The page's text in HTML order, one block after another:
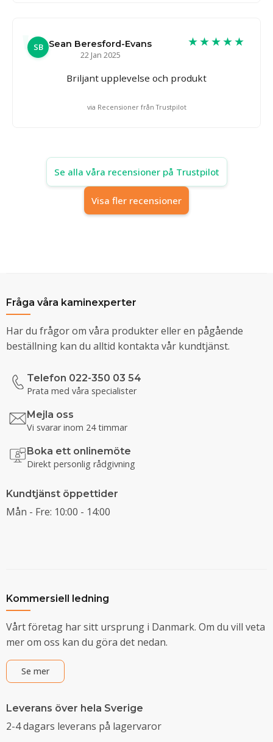
SB Sean Beresford-Evans
22 Jan 2025
★★★★★
Briljant upplevelse och produkt
via Recensioner från Trustpilot
Se alla våra recensioner på Trustpilot
Visa fler recensioner
Fråga våra kaminexperter
Har du frågor om våra produkter eller en pågående
beställning kan du alltid kontakta vår kundtjänst.
Telefon 022-350 03 54
Prata med våra specialister
Mejla oss
Vi svarar inom 24 timmar
Boka ett onlinemöte
Direkt personlig rådgivning
Kundtjänst öppettider
Mån - Fre: 10:00 - 14:00
Kommersiell ledning
Vårt företag har sitt ursprung i Danmark. Om du vill veta
mer om oss kan du göra det nedan.
Se mer
Leverans över hela Sverige
2-4 dagars leverans på lagervaror